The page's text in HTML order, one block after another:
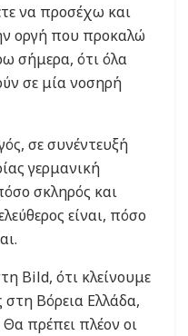
να προσέχω και
οργή που προκαλώ
σήμερα, ότι όλα
σε μία νοσηρή
σε συνέντευξή
γερμανική
σκληρός και
είναι, πόσο
Bild, ότι κλείνουμε
Βόρεια Ελλάδα,
πρέπει πλέον οι